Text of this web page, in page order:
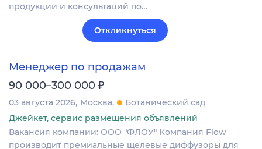
продукции и консультаций по…
Откликнуться
Менеджер по продажам
90 000–300 000 ₽
03 августа 2026 Москва
Ботанический сад
Джейкет, сервис размещения объявлений
Вакансия компании: ООО "ФЛОУ" Компания Flow
производит премиальные щелевые диффузоры для